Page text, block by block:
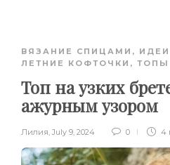
ВЯЗАНИЕ СПИЦАМИ ,
ЛЕТНИЕ КОФТОЧКИ, ТОПЫ
Топ на узких
ажурным узором
Лилия, July 9, 2024 0 4